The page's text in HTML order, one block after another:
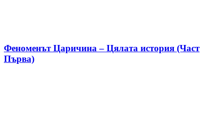
Феноменът Царичина – Цялата история (Част
Първа)